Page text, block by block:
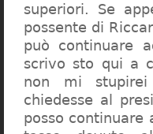
superiori. Se
possente di
può continuare
scrivo sto qui a
non mi
chiedesse al
posso continuare